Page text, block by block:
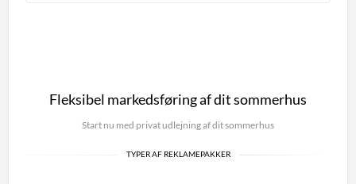
Fleksibel markedsføring af dit sommerhus
Start nu med privat udlejning af dit sommerhus
TYPER AF REKLAMEPAKKER